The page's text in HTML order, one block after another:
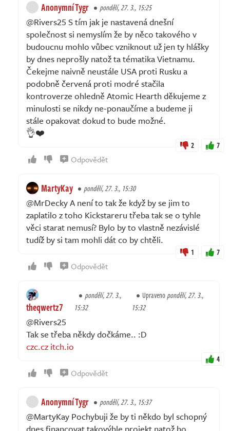
Anonymní Tygr pondělí, 27. 3., 15:25
@Rivers25 S tím jak je nastavená dnešní
společnost si nemyslím že by něco takového v
budoucnu mohlo vůbec vzniknout už jen ty hlášky
by dnes neprošly natož ta tématika Vietnamu.
Čekejme naivně neustále USA proti Rusku a
podobně červená proti modré stačila
kontroverze ohledně Atomic Hearth děkujeme z
minulosti se nikdy ne-ponaučíme a budeme ji
stále opakovat dokud to bude možné.
👌❤️
2 7
Odpovědět
MartyKay pondělí, 27. 3., 15:30
@MrDecky A není to tak že když by se jim to
zaplatilo z toho Kickstareru třeba tak se o tyhle
věci starat nemusí? Bylo by to vlastně nezávislé
tudíž by si tam mohli dát co by chtěli.
1 7
Odpovědět
theqwertz7
pondělí, 27. 3.,
15:32
Upravenopondělí, 27. 3.,
15:32
@Rivers25
Tak se třeba někdy dočkáme.. :D
czc.cz itch.io
4
Odpovědět
Anonymní Tygr pondělí, 27. 3., 15:37
@MartyKay Pochybuji že by ti někdo byl schopný